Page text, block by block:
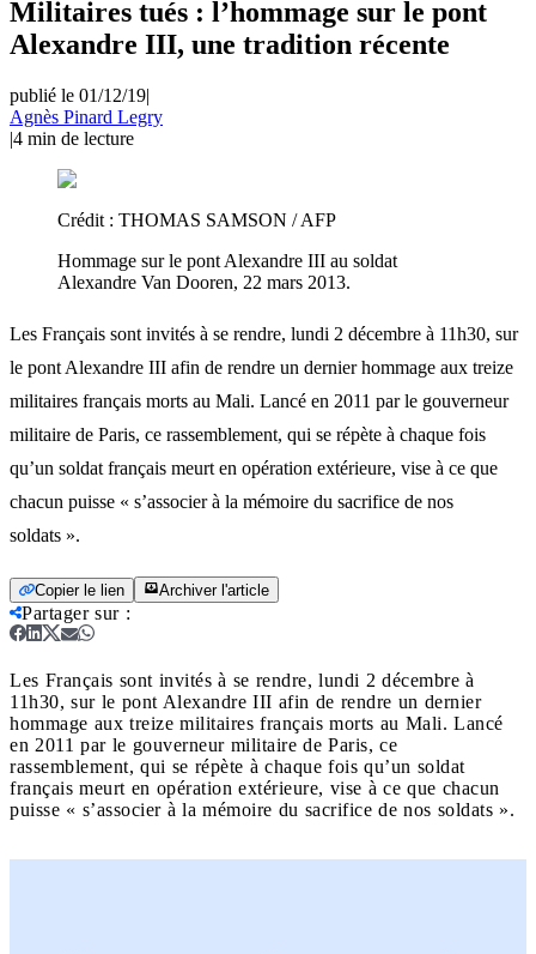
Militaires tués : l’hommage sur le pont
Alexandre III, une tradition récente
publié le 01/12/19|
Agnès Pinard Legry
|4 min de lecture
Crédit : THOMAS SAMSON / AFP
Hommage sur le pont Alexandre III au soldat
Alexandre Van Dooren, 22 mars 2013.
Les Français sont invités à se rendre, lundi 2 décembre à 11h30, sur
le pont Alexandre III afin de rendre un dernier hommage aux treize
militaires français morts au Mali. Lancé en 2011 par le gouverneur
militaire de Paris, ce rassemblement, qui se répète à chaque fois
qu’un soldat français meurt en opération extérieure, vise à ce que
chacun puisse « s’associer à la mémoire du sacrifice de nos
soldats ».
Copier le lien Archiver l'article
Partager sur:
Les Français sont invités à se rendre, lundi 2 décembre à
11h30, sur le pont Alexandre III afin de rendre un dernier
hommage aux treize militaires français morts au Mali. Lancé
en 2011 par le gouverneur militaire de Paris, ce
rassemblement, qui se répète à chaque fois qu’un soldat
français meurt en opération extérieure, vise à ce que chacun
puisse « s’associer à la mémoire du sacrifice de nos soldats ».